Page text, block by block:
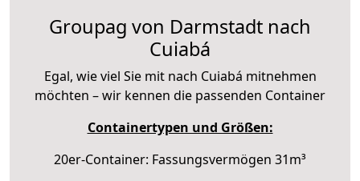
Groupag von Darmstadt nach
Cuiabá
Egal, wie viel Sie mit nach Cuiabá mitnehmen
möchten – wir kennen die passenden Container
Containertypen und Größen:
20er-Container: Fassungsvermögen 31m³